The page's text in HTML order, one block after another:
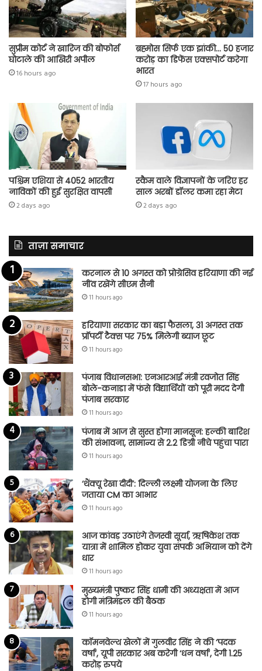
सुप्रीम कोर्ट ने खारिज की बोफोर्स
घोटाले की आखिरी अपील
16 hours ago
ब्रह्मोस सिर्फ एक झांकी… 50 हजार
करोड़ का डिफेंस एक्सपोर्ट करेगा
भारत
17 hours ago
पश्चिम एशिया से 4052 भारतीय
नाविकों की हुई सुरक्षित वापसी
2 days ago
स्कैम वाले विज्ञापनों के जरिए हर
साल अरबों डॉलर कमा रहा मेटा
2 days ago
ताज़ा समाचार
करनाल से 10 अगस्त को प्रोग्रेसिव हरियाणा की नई
नींव रखेंगे सीएम सैनी
11 hours ago
हरियाणा सरकार का बड़ा फैसला, 31 अगस्त तक
प्रॉपर्टी टैक्स पर 75% मिलेगी ब्याज छूट
11 hours ago
पंजाब विधानसभा: एनआरआई मंत्री रवजोत सिंह
बोले-कनाडा में फंसे विद्यार्थियों को पूरी मदद देगी
पंजाब सरकार
11 hours ago
पंजाब में आज से सुस्त होगा मानसून: हल्की बारिश
की संभावना, सामान्य से 2.2 डिग्री नीचे पहुंचा पारा
11 hours ago
‘थैंक्यू रेखा दीदी’: दिल्ली लक्ष्मी योजना के लिए
जताया CM का आभार
11 hours ago
आज कांवड़ उठाएंगे तेजस्वी सूर्या, ऋषिकेश तक
यात्रा में शामिल होकर युवा संपर्क अभियान को देंगे
धार
11 hours ago
मुख्यमंत्री पुष्कर सिंह धामी की अध्यक्षता में आज
होगी मंत्रिमंडल की बैठक
11 hours ago
कॉमनवेल्थ खेलों में गुलवीर सिंह ने की ‘पदक
वर्षा’, यूपी सरकार अब करेगी ‘धन वर्षा’, देगी 1.25
करोड़ रुपये